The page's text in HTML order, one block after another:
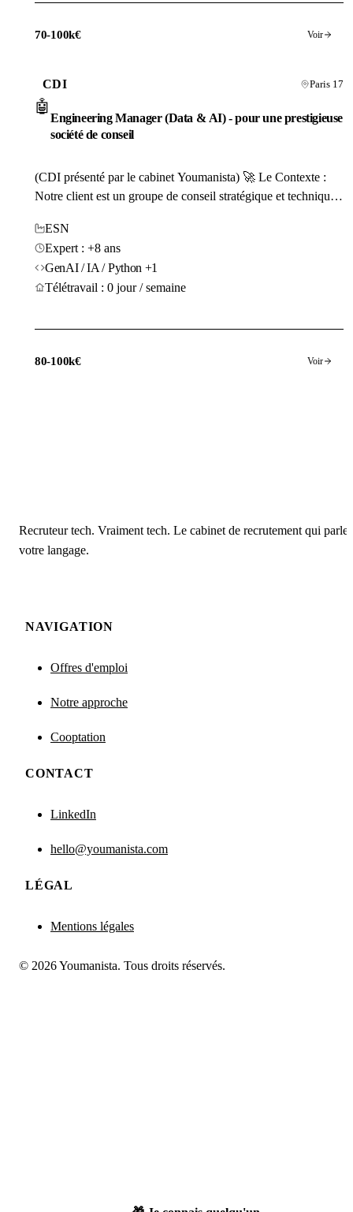
70-100k€ Voir
CDI Paris 17
🤖
Engineering Manager (Data & AI) - pour une prestigieuse
société de conseil
(CDI présenté par le cabinet Youmanista) 🚀 Le Contexte :
Notre client est un groupe de conseil stratégique et technique
en France. Basés à Paris (essentiellement en présentiel), plus
de 700 esprits brillants au sein du groupe, mais une practice
IA...
ESN
Expert : +8 ans
GenAI / IA / Python +1
Télétravail : 0 jour / semaine
80-100k€ Voir
Recruteur tech. Vraiment tech. Le cabinet de recrutement qui parle
votre langage.
NAVIGATION
Offres d'emploi
Notre approche
Cooptation
CONTACT
LinkedIn
hello@youmanista.com
LÉGAL
Mentions légales
© 2026 Youmanista. Tous droits réservés.